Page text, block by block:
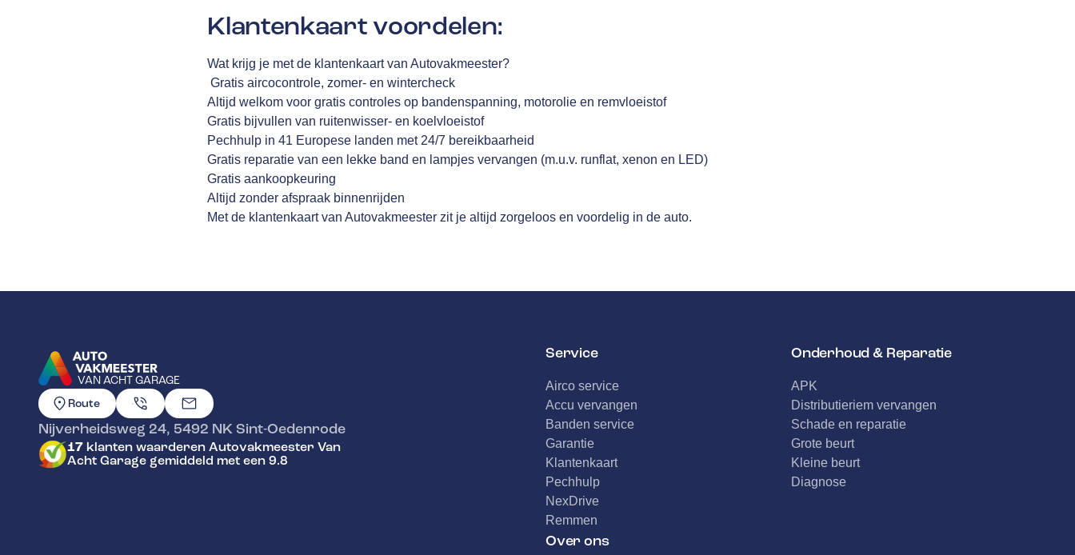
Klantenkaart voordelen:
Wat krijg je met de klantenkaart van Autovakmeester?
Gratis aircocontrole, zomer- en wintercheck
Altijd welkom voor gratis controles op bandenspanning, motorolie en remvloeistof
Gratis bijvullen van ruitenwisser- en koelvloeistof
Pechhulp in 41 Europese landen met 24/7 bereikbaarheid
Gratis reparatie van een lekke band en lampjes vervangen (m.u.v. runflat, xenon en LED)
Gratis aankoopkeuring
Altijd zonder afspraak binnenrijden
Met de klantenkaart van Autovakmeester zit je altijd zorgeloos en voordelig in de auto.
VAN ACHT GARAGE
GA NAAR DE HOMEPAGINA
Route
Nijverheidsweg 24, 5492 NKSint-Oedenrode
17 klanten waarderen Autovakmeester Van
Acht Garage gemiddeld met een 9.8
Service
Airco service
Accu vervangen
Banden service
Garantie
Klantenkaart
Pechhulp
NexDrive
Remmen
Onderhoud & Reparatie
APK
Distributieriem vervangen
Schade en reparatie
Grote beurt
Kleine beurt
Diagnose
Over ons